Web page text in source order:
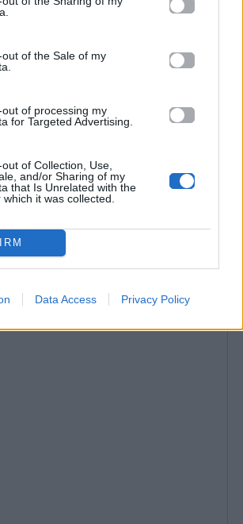
of the Sale of my
of processing my
for Targeted Advertising.
of Collection, Use,
and/or Sharing of my
that Is Unrelated with the
it was collected.
Data Access Privacy Policy
στη σειρά «Αν μ’ αγαπάς»
ήτανη αποκάλυψη μιας
πέρα από το γεγονός ότι
ενσαρκώσουν το τηλεοπτικό
έχουν γεννηθεί την ίδια
, κάτι που έκανε τον παρουσιαστή
έκπληξη.